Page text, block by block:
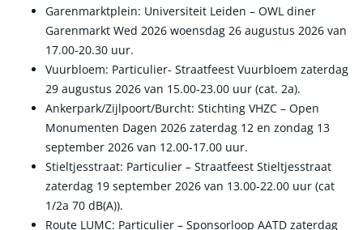
Garenmarktplein: Universiteit Leiden – OWL diner
Garenmarkt Wed 2026 woensdag 26 augustus 2026 van
17.00-20.30 uur.
Vuurbloem: Particulier- Straatfeest Vuurbloem zaterdag
29 augustus 2026 van 15.00-23.00 uur (cat. 2a).
Ankerpark/Zijlpoort/Burcht: Stichting VHZC – Open
Monumenten Dagen 2026 zaterdag 12 en zondag 13
september 2026 van 12.00-17.00 uur.
Stieltjesstraat: Particulier – Straatfeest Stieltjesstraat
zaterdag 19 september 2026 van 13.00-22.00 uur (cat
1/2a 70 dB(A)).
Route LUMC: Particulier – Sponsorloop AATD zaterdag